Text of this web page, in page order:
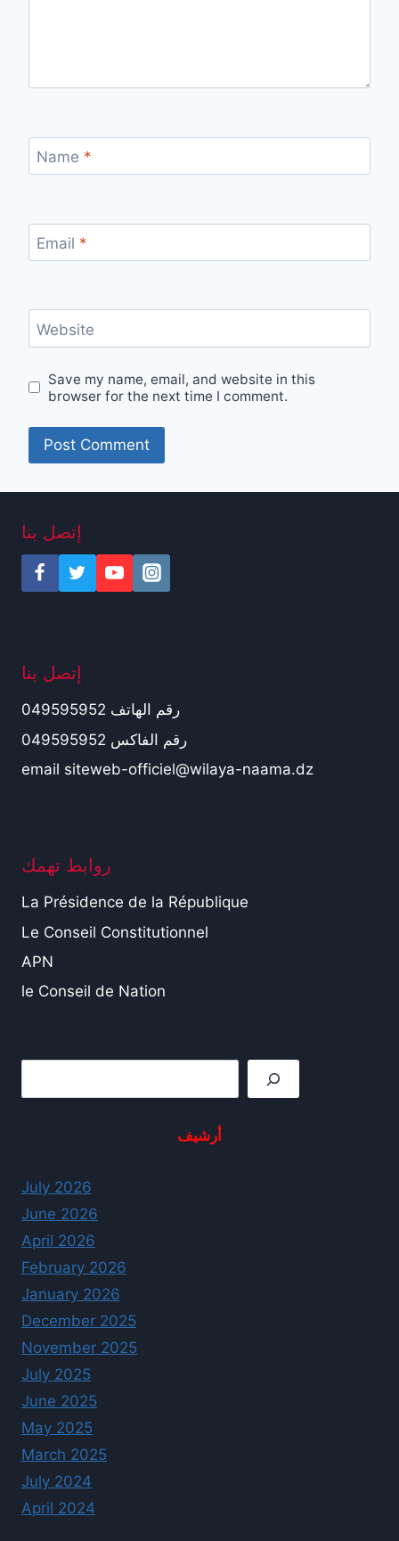
Name *
Email *
Website
Save my name, email, and website in this
browser for the next time I comment.
إتصل بنا
إتصل بنا
رقم الهاتف 049595952
رقم الفاكس 049595952
email siteweb-officiel@wilaya-naama.dz
روابط تهمك
La Présidence de la République
Le Conseil Constitutionnel
APN
le Conseil de Nation
أرشيف
July 2026
June 2026
April 2026
February 2026
January 2026
December 2025
November 2025
July 2025
June 2025
May 2025
March 2025
July 2024
April 2024